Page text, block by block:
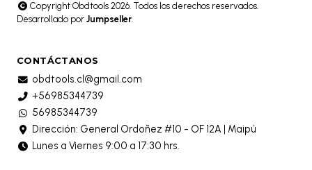
Copyright Obdtools 2026. Todos los derechos reservados.
Desarrollado por Jumpseller.
CONTÁCTANOS
obdtools.cl@gmail.com
+56985344739
56985344739
Dirección: General Ordoñez #10 - OF 12A | Maipú
Lunes a Viernes 9:00 a 17:30 hrs.